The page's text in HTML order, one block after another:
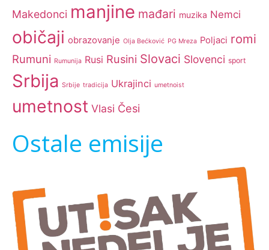
Makedonci manjine mađari muzika Nemci
običaji obrazovanje Olja Bećković PG Mreza Poljaci romi
Rumuni Rumunija Rusi Rusini Slovaci Slovenci sport
Srbija Srbije tradicija Ukrajinci umetnoist
umetnost Vlasi Česi
Ostale emisije